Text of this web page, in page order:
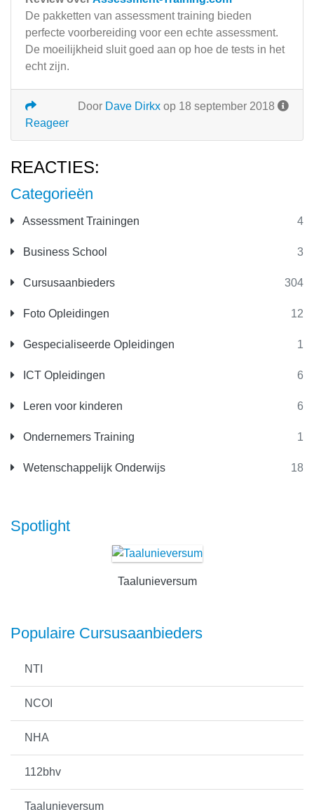
Categorieën
Assessment Trainingen 4
Business School 3
Cursusaanbieders 304
Foto Opleidingen 12
Gespecialiseerde Opleidingen 1
ICT Opleidingen 6
Leren voor kinderen 6
Ondernemers Training 1
Wetenschappelijk Onderwijs 18
Spotlight
Taalunieversum
Populaire Cursusaanbieders
NTI
NCOI
NHA
112bhv
Taalunieversum
De pakketten van assessment training bieden
perfecte voorbereiding voor een echte assessment.
De moeilijkheid sluit goed aan op hoe de tests in het
echt zijn.
Door Dave Dirkx op 18 september 2018
Reageer
REACTIES: